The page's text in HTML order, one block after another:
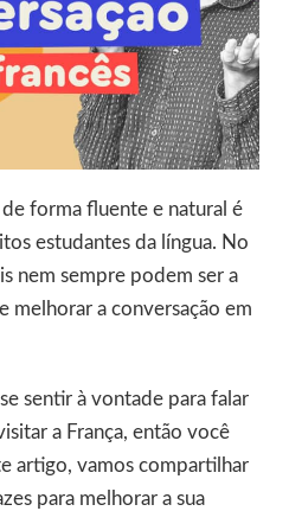
forma fluente e natural é
estudantes da língua. No
nem sempre podem ser a
melhorar a conversação em
sentir à vontade para falar
a França, então você
artigo, vamos compartilhar
para melhorar a sua